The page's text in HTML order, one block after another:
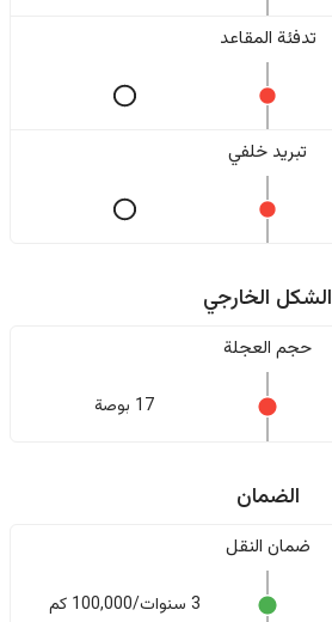
تدفئة المقاعد
تبريد خلفي
الشكل الخارجي
حجم العجلة
17 بوصة
الضمان
ضمان النقل
3 سنوات/100,000 كم